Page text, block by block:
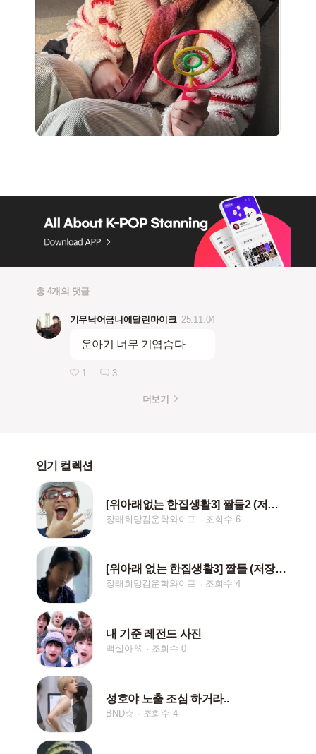
총 4개의 댓글
기무낙어금니에달린마이크 25.11.04
운아기 너무 기엽슴다
1 3
더보기
인기 컬렉션
[위아래없는 한집생활3] 짤들2 (저장시 핱/댓)
장래희망김운학와이프 조회수 6
[위아래 없는 한집생활3] 짤들 (저장시 핱/댓)
장래희망김운학와이프 조회수 4
내 기준 레전드 사진
백설아🫧 조회수 0
성호야 노출 조심 하거라..
BND☆ 조회수 4